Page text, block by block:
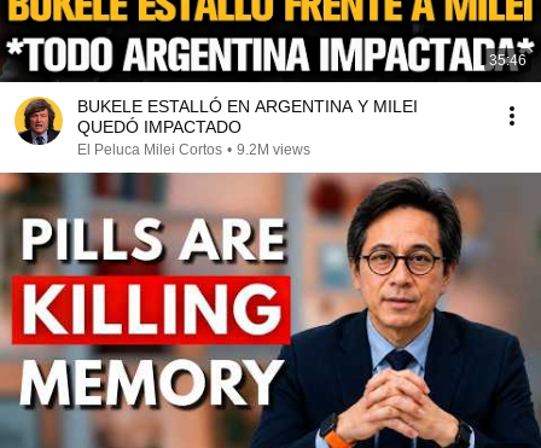
35:46
BUKELE ESTALLÓ EN ARGENTINA Y MILEI
QUEDÓ IMPACTADO
El Peluca Milei Cortos • 9.2M views